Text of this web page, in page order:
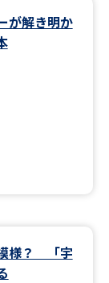
が解き明か
様？ 「宇